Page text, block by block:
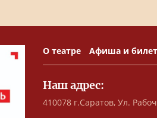
О театре Афиша и
Наш адрес:
410078 г.Саратов, Ул.